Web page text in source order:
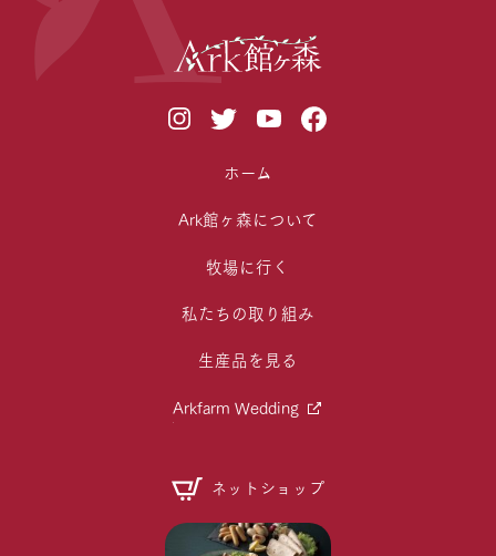
ホーム
Ark館ヶ森について
牧場に行く
私たちの取り組み
生産品を見る
Arkfarm Wedding
ネットショップ